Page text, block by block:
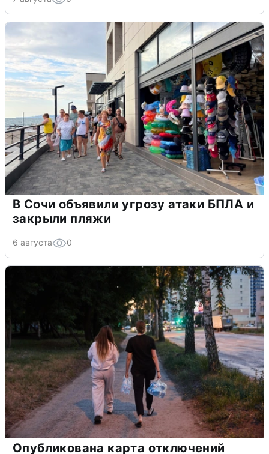
В Сочи объявили угрозу атаки БПЛА и
закрыли пляжи
6 августа 0
Опубликована карта отключений